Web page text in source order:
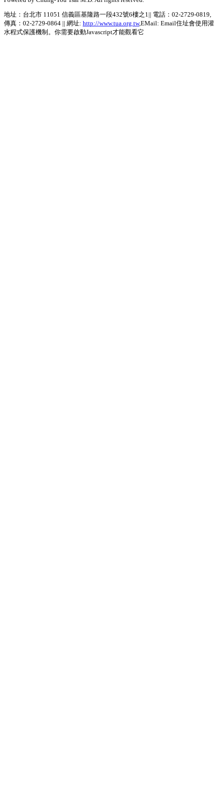
地址：台北市 11051 信義區基隆路一段432號6樓之1|| 電話：02-2729-0819,
傳真：02-2729-0864 || 網址: http://www.tua.org.tw,EMail: Email住址會使用灌
水程式保護機制。你需要啟動Javascript才能觀看它